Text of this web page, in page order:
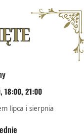
18:00, 21:00
lipca i sierpnia